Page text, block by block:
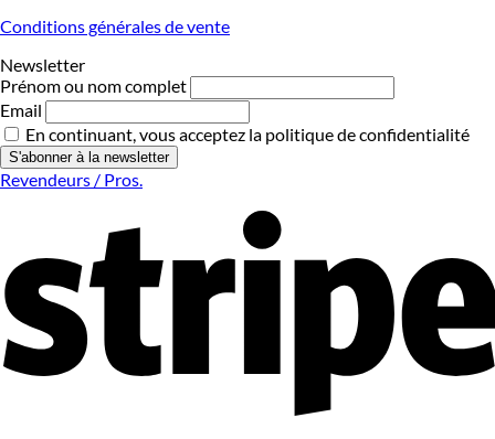
Conditions générales de vente
Newsletter
Prénom ou nom complet
Email
En continuant, vous acceptez la politique de confidentialité
Revendeurs / Pros.